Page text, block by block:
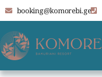
booking@komorebi.ge